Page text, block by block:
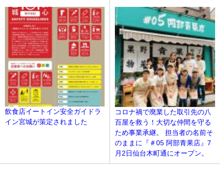
飲食店イートイン安全ガイドラ
イン宮城が策定されました
コロナ禍で廃業した取引先の八
百屋を救う！大切な仲間を守る
ため事業承継。 担当者の名前そ
のままに『＃05 阿部青果店』7
月2日仙台木町通にオープン。